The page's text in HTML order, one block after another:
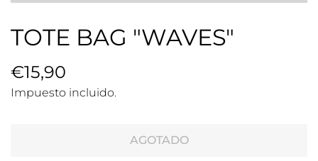
TOTE BAG "WAVES"
Precio
habitual
€15,90
venta
Impuesto incluido.
AGOTADO